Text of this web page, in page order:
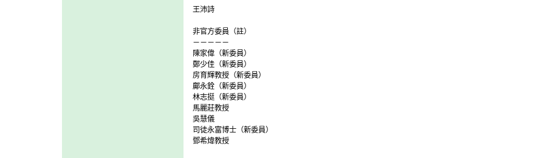
王沛詩
非官方委員（註）
－－－－－
陳家偉（新委員）
鄭少佳（新委員）
房育輝教授（新委員）
鄺永銓（新委員）
林志挺（新委員）
馬麗莊教授
吳慧儀
司徒永富博士（新委員）
鄧希煒教授